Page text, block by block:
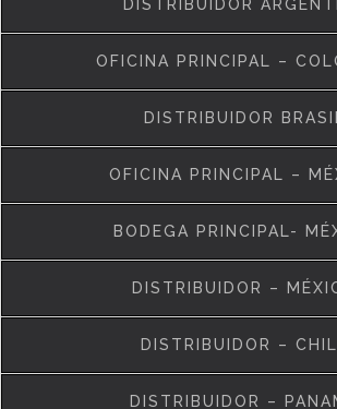
DISTRIBUIDOR
OFICINA PRINCIPAL –
DISTRIBUIDOR
OFICINA PRINCIPAL –
BODEGA PRINCIPAL-
DISTRIBUIDOR –
DISTRIBUIDOR –
DISTRIBUIDOR –